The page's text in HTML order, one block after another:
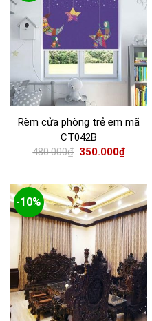
Rèm cửa phòng trẻ em mã
CT042B
480.000₫ 350.000₫
-10%